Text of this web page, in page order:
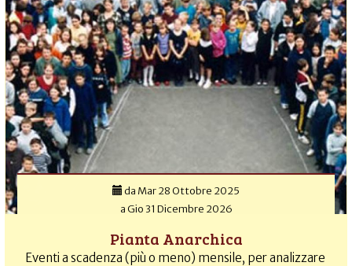
da Mar 28 Ottobre 2025
aGio 31 Dicembre 2026
Pianta Anarchica
Eventi a scadenza (più o meno) mensile, per analizzare